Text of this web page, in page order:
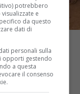
potrebbero
e
da questo
dati di
personali sulla
opporti gestendo
a questa
il consenso